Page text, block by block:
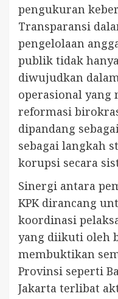
pengukuran
Transparansi
pengelolaan
publik tidak
diwujudkan
operasional yang
reformasi
dipandang
sebagai langkah
korupsi secara
Sinergi antara
KPK dirancang
koordinasi
yang diikuti oleh
membuktikan
Provinsi seperti
Jakarta terlibat